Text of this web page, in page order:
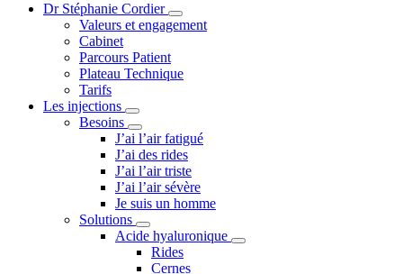
Dr Stéphanie Cordier
Valeurs et engagement
Cabinet
Parcours Patient
Plateau Technique
Tarifs
Les injections
Besoins
J’ai l’air fatigué
J’ai des rides
J’ai l’air triste
J’ai l’air sévère
Je suis un homme
Solutions
Acide hyaluronique
Rides
Cernes